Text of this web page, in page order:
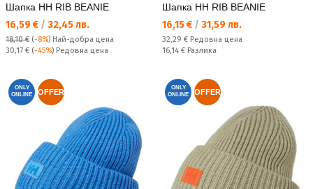
Шапка HH RIB BEANIE
Текуща цена:
16,59 € / 32,45 лв.
18,10 € (-8%) Най-добра цена
Редовна цена:
30,17 € (-45%) Редовна цена
Шапка HH RIB BEANIE
Текуща цена:
16,15 € / 31,59 лв.
Редовна цена:
32,29 € Редовна цена
Спестявате:
16,14 € Разлика
ONLY
ONLINE
OFFER
ONLY
ONLINE
OFFER